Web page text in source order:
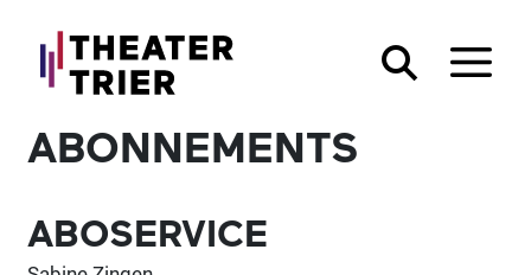
ABONNEMENTS
ABOSERVICE